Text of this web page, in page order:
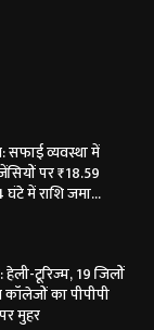
सफाई व्यवस्था में
पर ₹18.59
घंटे में राशि जमा...
टूरिज्म, 19 जिलों
का पीपीपी
मुहर